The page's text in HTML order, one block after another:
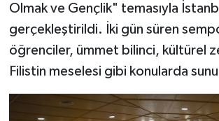
Olmak ve Gençlik" temasıyla
gerçekleştirildi. İki gün süren
öğrenciler, ümmet bilinci, kültürel
Filistin meselesi gibi konularda
Bitlis Müftülüğü
Bolu Müftülüğü
Burdur Müftülüğü
Makaleler
Ekonomi